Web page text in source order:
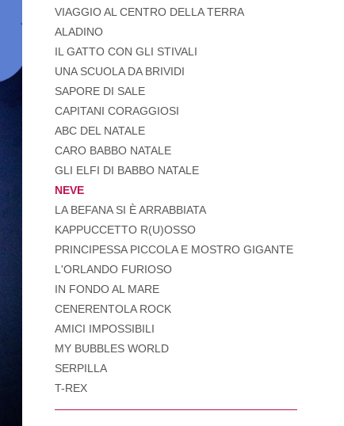
VIAGGIO AL CENTRO DELLA TERRA
ALADINO
IL GATTO CON GLI STIVALI
UNA SCUOLA DA BRIVIDI
SAPORE DI SALE
CAPITANI CORAGGIOSI
ABC DEL NATALE
CARO BABBO NATALE
GLI ELFI DI BABBO NATALE
NEVE
LA BEFANA SI È ARRABBIATA
KAPPUCCETTO R(U)OSSO
PRINCIPESSA PICCOLA E MOSTRO GIGANTE
L'ORLANDO FURIOSO
IN FONDO AL MARE
CENERENTOLA ROCK
AMICI IMPOSSIBILI
MY BUBBLES WORLD
SERPILLA
T-REX